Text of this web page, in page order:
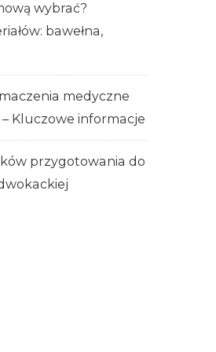
wybrać?
bawełna,
medyczne
Kluczowe informacje
przygotowania do